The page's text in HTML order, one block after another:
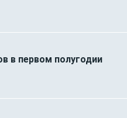
в первом полугодии